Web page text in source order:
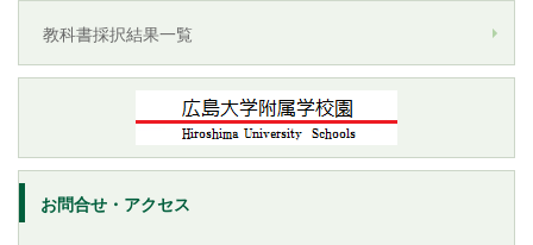
教科書採択結果一覧
お問合せ・アクセス